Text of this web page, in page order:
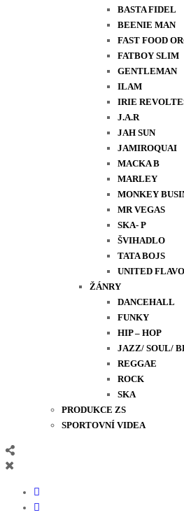
BASTA FIDEL
BEENIE MAN
FAST FOOD
FATBOY SLIM
GENTLEMAN
ILAM
IRIE
J.A.R
JAH SUN
JAMIROQUAI
MACKA B
MARLEY
MONKEY
MR VEGAS
SKA- P
ŠVIHADLO
TATA BOJS
UNITED
ŽÁNRY
DANCEHALL
FUNKY
HIP – HOP
JAZZ/ SOUL/
REGGAE
ROCK
SKA
PRODUKCE ZS
SPORTOVNÍ VIDEA